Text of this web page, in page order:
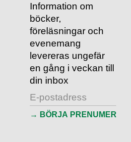
Information om
böcker,
föreläsningar och
evenemang
levereras ungefär
en gång i veckan till
din inbox